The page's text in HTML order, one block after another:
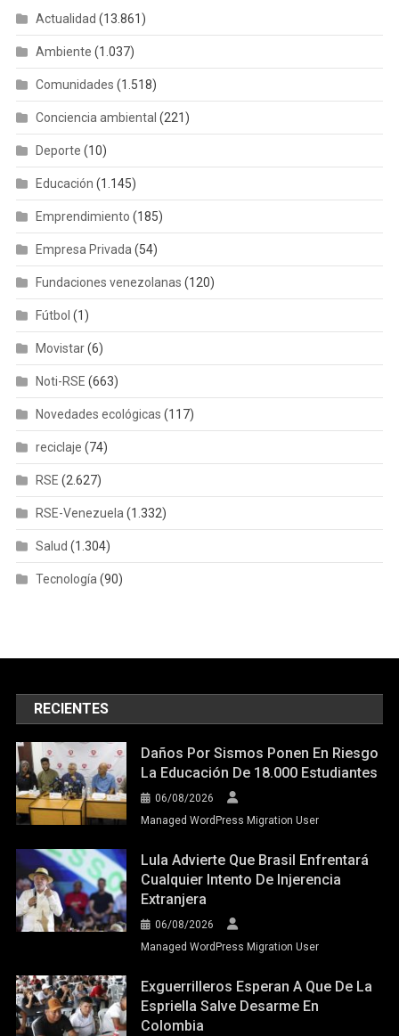
Actualidad (13.861)
Ambiente (1.037)
Comunidades (1.518)
Conciencia ambiental (221)
Deporte (10)
Educación (1.145)
Emprendimiento (185)
Empresa Privada (54)
Fundaciones venezolanas (120)
Fútbol (1)
Movistar(6)
Noti-RSE (663)
Novedades ecológicas (117)
reciclaje (74)
RSE (2.627)
RSE-Venezuela (1.332)
Salud (1.304)
Tecnología (90)
RECIENTES
Daños Por Sismos Ponen En Riesgo
La Educación De 18.000 Estudiantes
06/08/2026
Managed WordPress Migration User
Lula Advierte Que Brasil Enfrentará
Cualquier Intento De Injerencia
Extranjera
06/08/2026
Managed WordPress Migration User
Exguerrilleros Esperan A Que De La
Espriella Salve Desarme En
Colombia